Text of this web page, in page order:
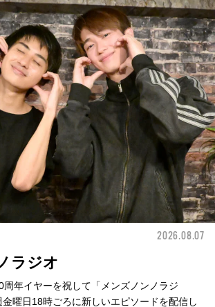
2026.08.07
ラジオ
周年イヤーを祝して「メンズノンノラジ
曜日18時ごろに新しいエピソードを配信し